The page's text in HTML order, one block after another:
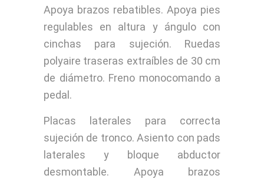
Apoya brazos rebatibles. Apoya pies
regulables en altura y ángulo con
cinchas para sujeción. Ruedas
polyaire traseras extraíbles de 30 cm
de diámetro. Freno monocomando a
pedal.
Placas laterales para correcta
sujeción de tronco. Asiento con pads
laterales y bloque abductor
desmontable. Apoya brazos